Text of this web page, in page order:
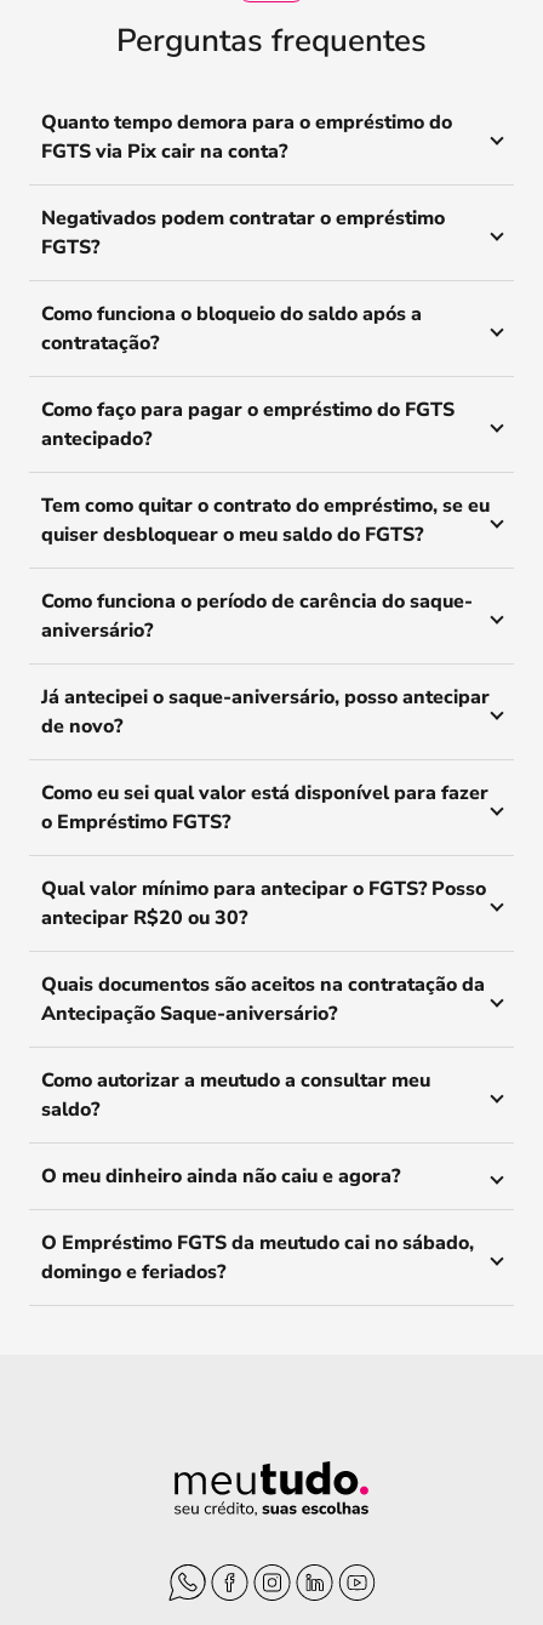
Perguntas frequentes
Quanto tempo demora para o empréstimo do
FGTS via Pix cair na conta?
Negativados podem contratar o empréstimo
FGTS?
Como funciona o bloqueio do saldo após a
contratação?
Como faço para pagar o empréstimo do FGTS
antecipado?
Tem como quitar o contrato do empréstimo, se eu
quiser desbloquear o meu saldo do FGTS?
Como funciona o período de carência do saque-
aniversário?
Já antecipei o saque-aniversário, posso antecipar
de novo?
Como eu sei qual valor está disponível para fazer
o Empréstimo FGTS?
Qual valor mínimo para antecipar o FGTS? Posso
antecipar R$20 ou 30?
Quais documentos são aceitos na contratação da
Antecipação Saque-aniversário?
Como autorizar a meutudo a consultar meu
saldo?
O meu dinheiro ainda não caiu e agora?
O Empréstimo FGTS da meutudo cai no sábado,
domingo e feriados?